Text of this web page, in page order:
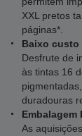
XXL pretos
páginas*.
Baixo custo
Desfrute de
às tintas 16
duradouras
Embalagem
As